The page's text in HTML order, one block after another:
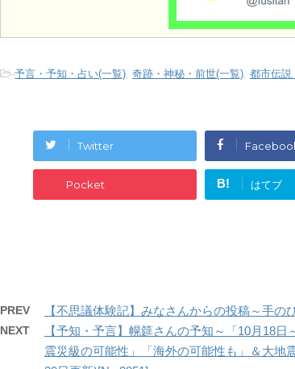
-予言・予知・占い(一覧), 奇跡・神秘・前世(一覧), 都市伝説
Twitter
Pocket B! はてブ
PREV 【不思議体験記】みなさんからの投稿～手の
NEXT
【予知・予言】幌筵さんの予知～「10月18
震災級の可能性」「海外の可能性も」＆大地